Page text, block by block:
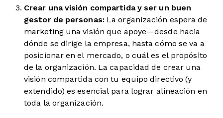
Crear una visión compartida y ser un buen
gestor de personas: La organización espera de
marketing una visión que apoye—desde hacia
dónde se dirige la empresa, hasta cómo se va a
posicionar en el mercado, o cuál es el propósito
de la organización. La capacidad de crear una
visión compartida con tu equipo directivo (y
extendido) es esencial para lograr alineación en
toda la organización.